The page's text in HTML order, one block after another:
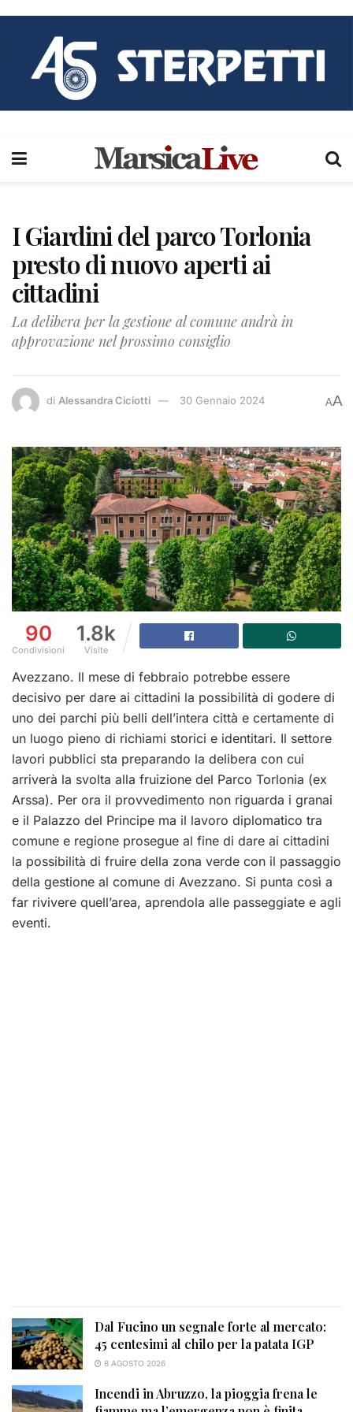
I Giardini del parco Torlonia
presto di nuovo aperti ai
cittadini
La delibera per la gestione al comune andrà in
approvazione nel prossimo consiglio
di Alessandra Ciciotti 30 Gennaio 2024 AA
90
Condivisioni
1.8k
Visite
Avezzano. Il mese di febbraio potrebbe essere
decisivo per dare ai cittadini la possibilità di godere di
uno dei parchi più belli dell’intera città e certamente di
un luogo pieno di richiami storici e identitari. Il settore
lavori pubblici sta preparando la delibera con cui
arriverà la svolta alla fruizione del Parco Torlonia (ex
Arssa). Per ora il provvedimento non riguarda i granai
e il Palazzo del Principe ma il lavoro diplomatico tra
comune e regione prosegue al fine di dare ai cittadini
la possibilità di fruire della zona verde con il passaggio
della gestione al comune di Avezzano. Si punta così a
far rivivere quell’area, aprendola alle passeggiate e agli
eventi.
Dal Fucino un segnale forte al mercato:
45 centesimi al chilo per la patata IGP
8 AGOSTO 2026
Incendi in Abruzzo, la pioggia frena le